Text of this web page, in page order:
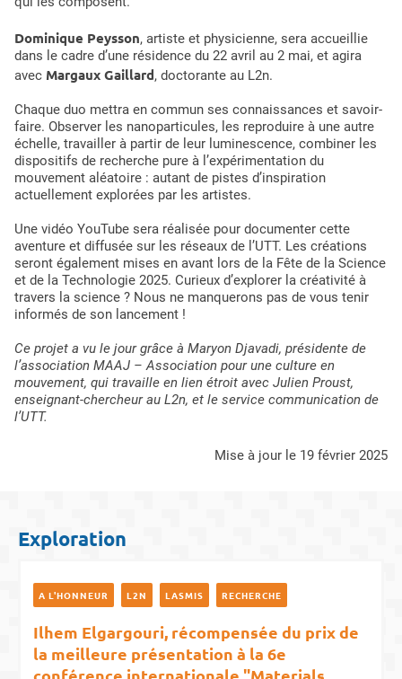
Dominique Peysson, artiste et physicienne, sera accueillie
dans le cadre d’une résidence du 22 avril au 2 mai, et agira
avec Margaux Gaillard, doctorante au L2n.
Chaque duo mettra en commun ses connaissances et savoir-
faire. Observer les nanoparticules, les reproduire à une autre
échelle, travailler à partir de leur luminescence, combiner les
dispositifs de recherche pure à l’expérimentation du
mouvement aléatoire : autant de pistes d’inspiration
actuellement explorées par les artistes.
Une vidéo YouTube sera réalisée pour documenter cette
aventure et diffusée sur les réseaux de l’UTT. Les créations
seront également mises en avant lors de la Fête de la Science
et de la Technologie 2025. Curieux d’explorer la créativité à
travers la science ? Nous ne manquerons pas de vous tenir
informés de son lancement !
Ce projet a vu le jour grâce à Maryon Djavadi, présidente de
l’association MAAJ – Association pour une culture en
mouvement, qui travaille en lien étroit avec Julien Proust,
enseignant-chercheur au L2n, et le service communication de
l’UTT.
mise à jour le 19 février 2025
Exploration
A L'HONNEUR L2N LASMIS RECHERCHE
Ilhem Elgargouri, récompensée du prix de
la meilleure présentation à la 6e